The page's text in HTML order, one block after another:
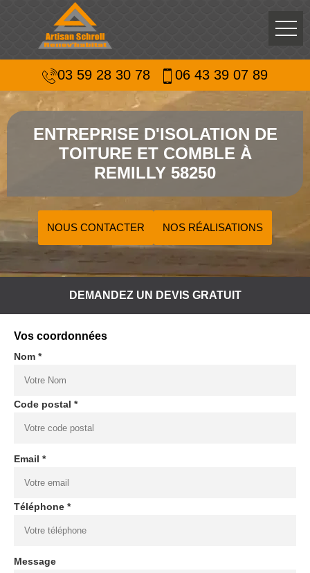
03 59 28 30 78 06 43 39 07 89
ENTREPRISE D'ISOLATION DE
TOITURE ET COMBLE À
REMILLY 58250
NOUS CONTACTER NOS RÉALISATIONS
DEMANDEZ UN DEVIS GRATUIT
Vos coordonnées
Nom *
Code postal *
Email *
Téléphone *
Message